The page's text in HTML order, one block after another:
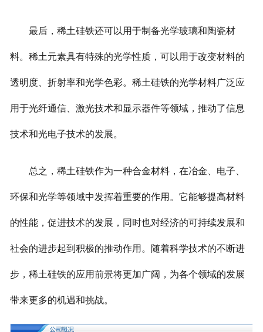
最后，稀土硅铁还可以用于制备光学玻璃和陶瓷材
料。稀土元素具有特殊的光学性质，可以用于改变材料的
透明度、折射率和光学色彩。稀土硅铁的光学材料广泛应
用于光纤通信、激光技术和显示器件等领域，推动了信息
技术和光电子技术的发展。
总之，稀土硅铁作为一种合金材料，在冶金、电子、
环保和光学等领域中发挥着重要的作用。它能够提高材料
的性能，促进技术的发展，同时也对经济的可持续发展和
社会的进步起到积极的推动作用。随着科学技术的不断进
步，稀土硅铁的应用前景将更加广阔，为各个领域的发展
带来更多的机遇和挑战。